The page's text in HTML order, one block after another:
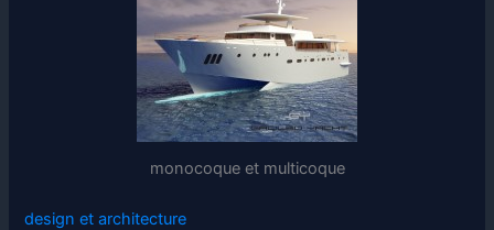
monocoque et multicoque
design et architecture